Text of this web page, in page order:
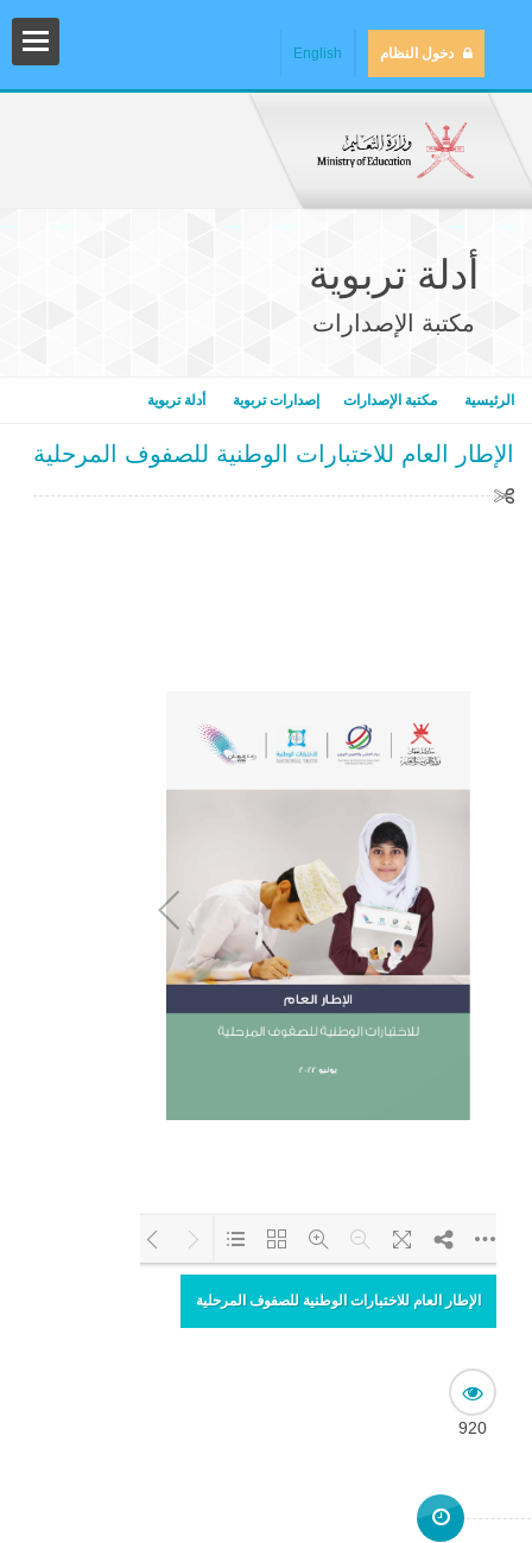
دخول النظام English
أدلة تربوية
مكتبة الإصدارات
الرئيسية مكتبة الإصدارات إصدارات تربوية أدلة تربوية
الإطار العام للاختبارات الوطنية للصفوف المرحلية
Loading PDF 52% ...
الإطار العام للاختبارات الوطنية للصفوف المرحلية
920